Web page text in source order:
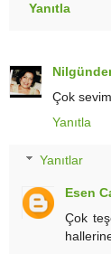
Yanıtla
Çok
Yanıtla
Yanıtlar
Esen
Çok